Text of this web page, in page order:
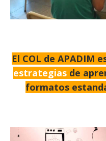
El COL de APADIM
estrategias de
formatos